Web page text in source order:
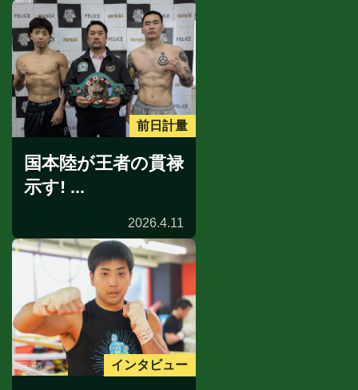
前日計量
国本陸が王者の貫禄
示す! ...
2026.4.11
インタビュー